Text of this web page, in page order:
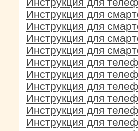
Инструкция для
Инструкция для
Инструкция для
Инструкция для
Инструкция для
Инструкция для
Инструкция для
Инструкция для
Инструкция для
Инструкция для
Инструкция для